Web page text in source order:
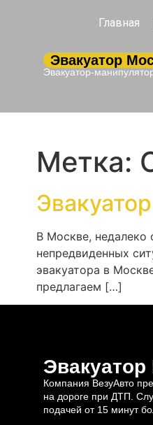
Главная
Эвакуатор
Эвакуатор-
Метка:
В Москве, недалеко
непредвиденных
эвакуатора в
предлагаем […]
Компания ВезуАвто
на дороге при ДТП.
подачей от 15 минут